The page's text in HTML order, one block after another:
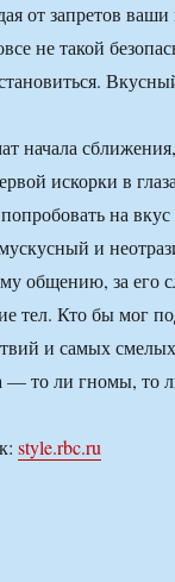
от запретов
не такой
начала
искорки в
на
и
общению, за его
тел. Кто бы мог
и самых
— то ли гномы, то
style.rbc.ru